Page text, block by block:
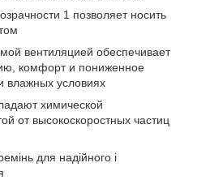
1 позволяет носить
вентиляцией обеспечивает
комфорт и пониженное
влажных условиях
химической
от высокоскоростных частиц
для надійного і